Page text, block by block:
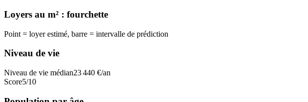
Loyers au m² : fourchette
Point = loyer estimé, barre = intervalle de prédiction
Niveau de vie
Niveau de vie médian23 440 €/an
Score5/10